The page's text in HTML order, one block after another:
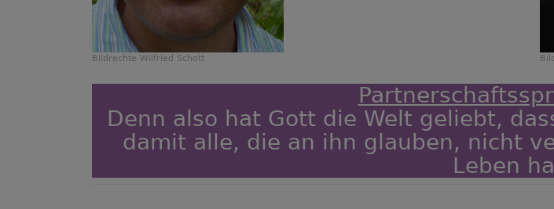
Bildrechte Wilfried Schott
Denn also hat Gott die Welt geliebt,
damit alle, die an ihn glauben, nicht
Leben